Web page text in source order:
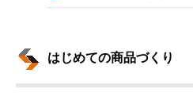
はじめての商品づくり